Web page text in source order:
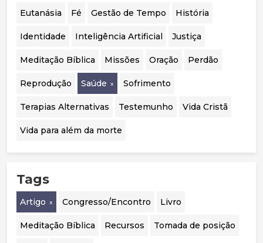
Eutanásia Fé Gestão de Tempo História
Identidade Inteligência Artificial Justiça
Meditação Bíblica Missões Oração Perdão
Reprodução Saúde Sofrimento
Terapias Alternativas Testemunho Vida Cristã
Vida para além da morte
Tags
Artigo Congresso/Encontro Livro
Meditação Bíblica Recursos Tomada de posição